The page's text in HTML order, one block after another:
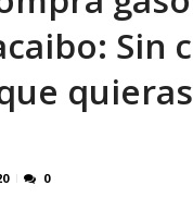
Sin
quieras
0